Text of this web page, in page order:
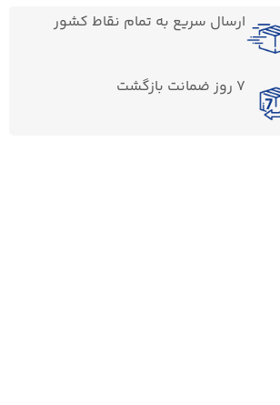
ارسال سریع به تمام نقاط کشور
7 روز ضمانت بازگشت